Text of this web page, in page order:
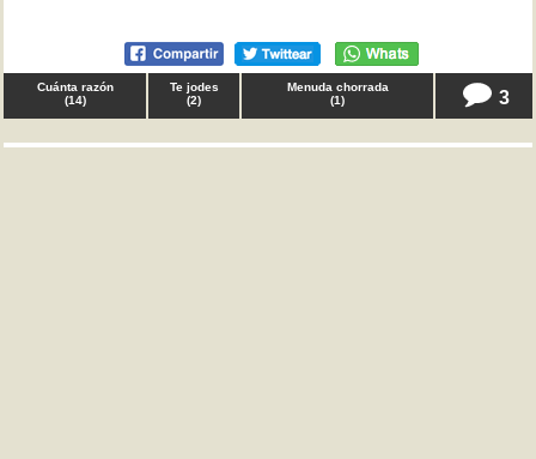
Cuánta razón
(14)
Te jodes
(2)
Menuda chorrada
(1) 3